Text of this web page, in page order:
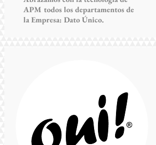
APM todos los departamentos de
la Empresa: Dato Único.